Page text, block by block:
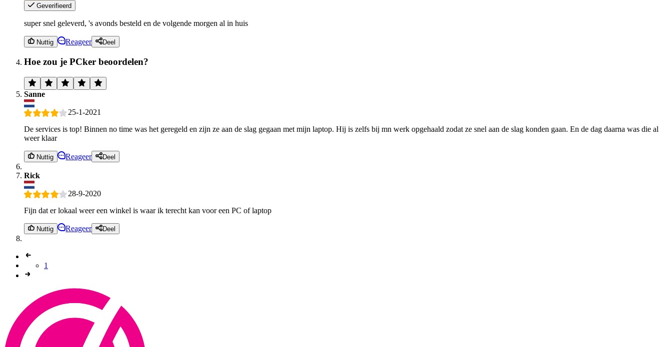
Geverifieerd
super snel geleverd, 's avonds besteld en de volgende morgen al in huis
Nuttig Reageer Deel
Hoe zou je PCker beoordelen?
Sanne
25-1-2021
De services is top! Binnen no time was het geregeld en zijn ze aan de slag gegaan met mijn laptop. Hij is zelfs bij mn werk opgehaald zodat ze snel aan de slag konden gaan. En de dag daarna was die al
weer klaar
Nuttig Reageer Deel
Rick
28-9-2020
Fijn dat er lokaal weer een winkel is waar ik terecht kan voor een PC of laptop
Nuttig Reageer Deel
1